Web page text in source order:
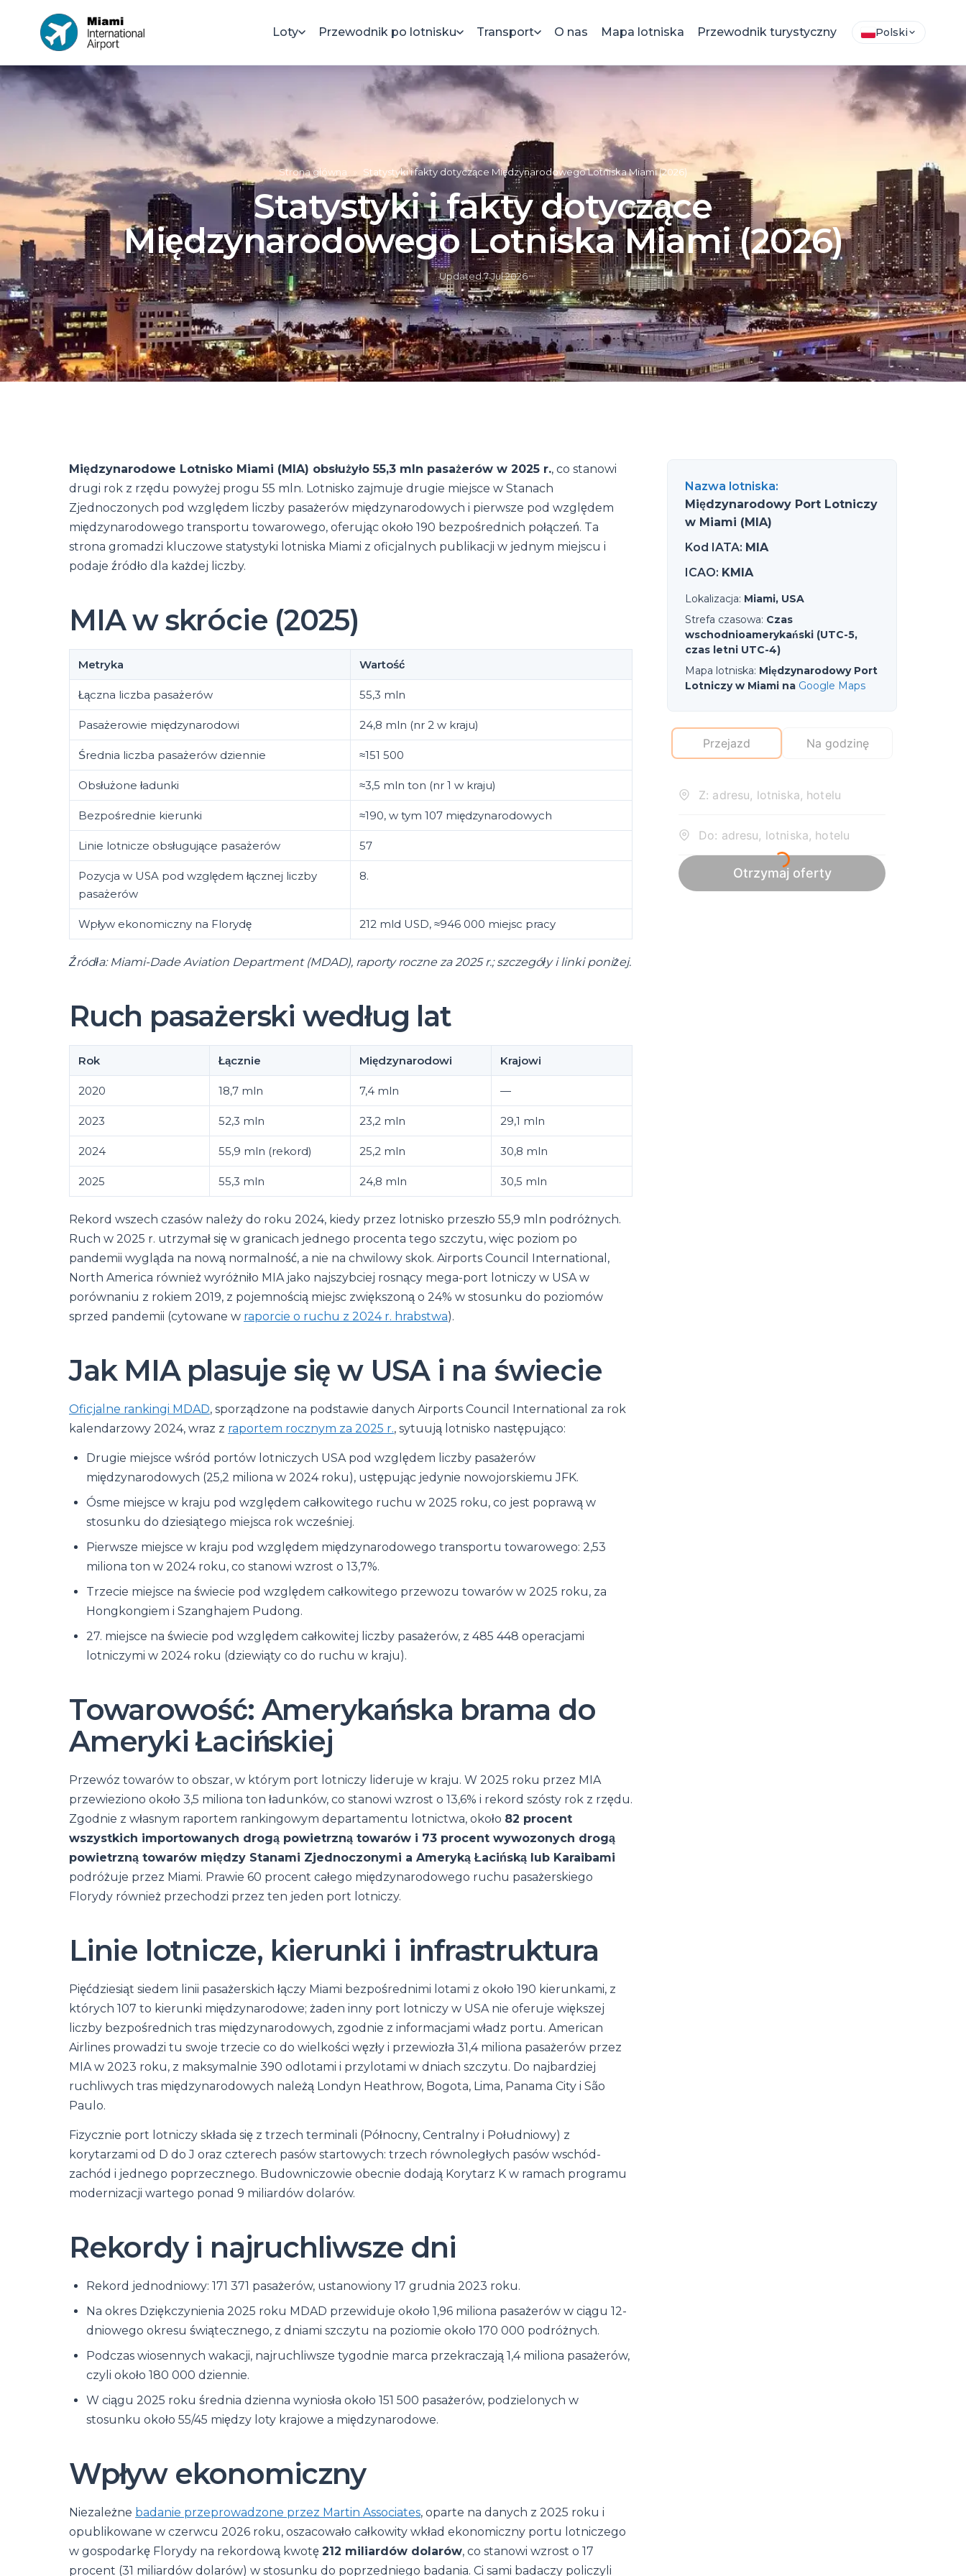
Loty Przewodnik po lotnisku Transport O nas Mapa lotniska Przewodnik turystyczny Polski
Strona główna Statystyki i fakty dotyczące Międzynarodowego Lotniska Miami (2026)
Statystyki i fakty dotyczące
Międzynarodowego Lotniska Miami (2026)
Updated7 Jul 2026
Międzynarodowe Lotnisko Miami (MIA) obsłużyło 55,3 mln pasażerów w 2025 r., co stanowi
drugi rok z rzędu powyżej progu 55 mln. Lotnisko zajmuje drugie miejsce w Stanach
Zjednoczonych pod względem liczby pasażerów międzynarodowych i pierwsze pod względem
międzynarodowego transportu towarowego, oferując około 190 bezpośrednich połączeń. Ta
strona gromadzi kluczowe statystyki lotniska Miami z oficjalnych publikacji w jednym miejscu i
podaje źródło dla każdej liczby.
MIA w skrócie (2025)
Metryka Wartość
Łączna liczba pasażerów 55,3 mln
Pasażerowie międzynarodowi 24,8 mln (nr 2 w kraju)
Średnia liczba pasażerów dziennie ≈151 500
Obsłużone ładunki ≈3,5 mln ton (nr 1 w kraju)
Bezpośrednie kierunki ≈190, w tym 107 międzynarodowych
Linie lotnicze obsługujące pasażerów 57
Pozycja w USA pod względem łącznej liczby
pasażerów
8.
Wpływ ekonomiczny na Florydę 212 mld USD, ≈946 000 miejsc pracy
Źródła: Miami-Dade Aviation Department (MDAD), raporty roczne za 2025 r.; szczegóły i linki poniżej.
Ruch pasażerski według lat
Rok Łącznie Międzynarodowi Krajowi
2020 18,7 mln 7,4 mln —
2023 52,3 mln 23,2 mln 29,1 mln
2024 55,9 mln (rekord) 25,2 mln 30,8 mln
2025 55,3 mln 24,8 mln 30,5 mln
Rekord wszech czasów należy do roku 2024, kiedy przez lotnisko przeszło 55,9 mln podróżnych.
Ruch w 2025 r. utrzymał się w granicach jednego procenta tego szczytu, więc poziom po
pandemii wygląda na nową normalność, a nie na chwilowy skok. Airports Council International,
North America również wyróżniło MIA jako najszybciej rosnący mega-port lotniczy w USA w
porównaniu z rokiem 2019, z pojemnością miejsc zwiększoną o 24% w stosunku do poziomów
sprzed pandemii (cytowane w raporcie o ruchu z 2024 r. hrabstwa).
Jak MIA plasuje się w USA i na świecie
Oficjalne rankingi MDAD, sporządzone na podstawie danych Airports Council International za rok
kalendarzowy 2024, wraz z raportem rocznym za 2025 r., sytuują lotnisko następująco:
Drugie miejsce wśród portów lotniczych USA pod względem liczby pasażerów
międzynarodowych (25,2 miliona w 2024 roku), ustępując jedynie nowojorskiemu JFK.
Ósme miejsce w kraju pod względem całkowitego ruchu w 2025 roku, co jest poprawą w
stosunku do dziesiątego miejsca rok wcześniej.
Pierwsze miejsce w kraju pod względem międzynarodowego transportu towarowego: 2,53
miliona ton w 2024 roku, co stanowi wzrost o 13,7%.
Trzecie miejsce na świecie pod względem całkowitego przewozu towarów w 2025 roku, za
Hongkongiem i Szanghajem Pudong.
27. miejsce na świecie pod względem całkowitej liczby pasażerów, z 485 448 operacjami
lotniczymi w 2024 roku (dziewiąty co do ruchu w kraju).
Towarowość: Amerykańska brama do
Ameryki Łacińskiej
Przewóz towarów to obszar, w którym port lotniczy lideruje w kraju. W 2025 roku przez MIA
przewieziono około 3,5 miliona ton ładunków, co stanowi wzrost o 13,6% i rekord szósty rok z rzędu.
Zgodnie z własnym raportem rankingowym departamentu lotnictwa, około 82 procent
wszystkich importowanych drogą powietrzną towarów i 73 procent wywozonych drogą
powietrzną towarów między Stanami Zjednoczonymi a Ameryką Łacińską lub Karaibami
podróżuje przez Miami. Prawie 60 procent całego międzynarodowego ruchu pasażerskiego
Florydy również przechodzi przez ten jeden port lotniczy.
Linie lotnicze, kierunki i infrastruktura
Pięćdziesiąt siedem linii pasażerskich łączy Miami bezpośrednimi lotami z około 190 kierunkami, z
których 107 to kierunki międzynarodowe; żaden inny port lotniczy w USA nie oferuje większej
liczby bezpośrednich tras międzynarodowych, zgodnie z informacjami władz portu. American
Airlines prowadzi tu swoje trzecie co do wielkości węzły i przewiozła 31,4 miliona pasażerów przez
MIA w 2023 roku, z maksymalnie 390 odlotami i przylotami w dniach szczytu. Do najbardziej
ruchliwych tras międzynarodowych należą Londyn Heathrow, Bogota, Lima, Panama City i São
Paulo.
Fizycznie port lotniczy składa się z trzech terminali (Północny, Centralny i Południowy) z
korytarzami od D do J oraz czterech pasów startowych: trzech równoległych pasów wschód-
zachód i jednego poprzecznego. Budowniczowie obecnie dodają Korytarz K w ramach programu
modernizacji wartego ponad 9 miliardów dolarów.
Rekordy i najruchliwsze dni
Rekord jednodniowy: 171 371 pasażerów, ustanowiony 17 grudnia 2023 roku.
Na okres Dziękczynienia 2025 roku MDAD przewiduje około 1,96 miliona pasażerów w ciągu 12-
dniowego okresu świątecznego, z dniami szczytu na poziomie około 170 000 podróżnych.
Podczas wiosennych wakacji, najruchliwsze tygodnie marca przekraczają 1,4 miliona pasażerów,
czyli około 180 000 dziennie.
W ciągu 2025 roku średnia dzienna wyniosła około 151 500 pasażerów, podzielonych w
stosunku około 55/45 między loty krajowe a międzynarodowe.
Wpływ ekonomiczny
Niezależne badanie przeprowadzone przez Martin Associates, oparte na danych z 2025 roku i
opublikowane w czerwcu 2026 roku, oszacowało całkowity wkład ekonomiczny portu lotniczego
w gospodarkę Florydy na rekordową kwotę 212 miliardów dolarów, co stanowi wzrost o 17
procent (31 miliardów dolarów) w stosunku do poprzedniego badania. Ci sami badaczy policzyli
Nazwa lotniska:
Międzynarodowy Port Lotniczy
w Miami (MIA)
Kod IATA: MIA
ICAO: KMIA
Lokalizacja: Miami, USA
Strefa czasowa: Czas
wschodnioamerykański (UTC-5,
czas letni UTC-4)
Mapa lotniska: Międzynarodowy Port
Lotniczy w Miami na Google Maps